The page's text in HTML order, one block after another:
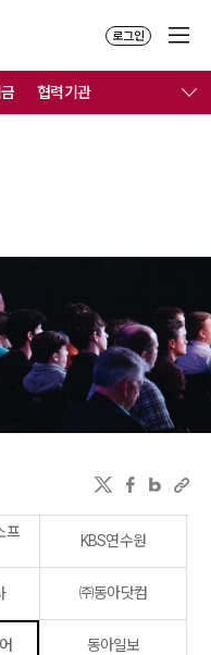
로그인
협력기관
프
KBS연수원
㈜동아닷컴
동아일보